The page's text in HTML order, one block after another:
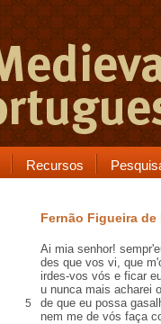
Recursos
Fernão Figueira de
Ai mia senhor!
des que vos vi, que m'
irdes-vos vós e ficar
u nunca mais acharei
5 de que eu possa
nem me de vós faça